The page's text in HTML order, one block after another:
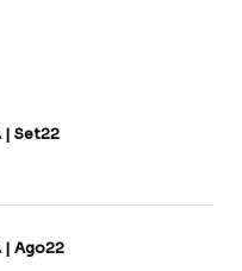
| Set22
| Ago22